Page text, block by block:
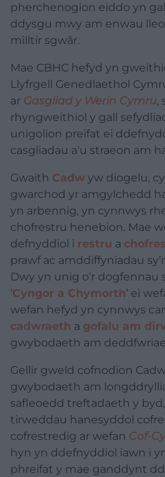
pherchenogion eiddo yn
ddysgu mwy am enwau
milltir sgwâr.
Mae CBHC hefyd yn
Llyfrgell Genedlaethol
ar Gasgliad y Werin Cymru,
rhyngweithiol y gall
unigolion preifat ei
casgliadau a’u straeon am
Gwaith Cadw yw diogelu,
gwarchod yr amgylchedd
yn arbennig, yn cynnwys
chofrestru henebion. Mae
defnyddiol i restru a
prawf ac amddiffyniadau
Dwy yn unig o’r dogfennau
‘Cyngor a Chymorth’ ei
wefan hefyd yn cynnwys
cadwraeth a gofalu am
gwybodaeth am
Gellir gweld cofnodion
gwybodaeth am
safleoedd treftadaeth y
tirweddau hanesyddol
cofrestredig ar wefan Cof-
hyn yn ddefnyddiol iawn i
phreifat y mae ganddynt